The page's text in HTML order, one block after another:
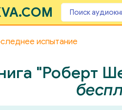
испытание
"Роберт